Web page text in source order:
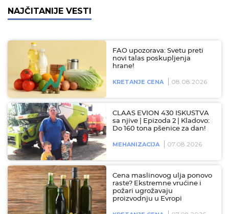
NAJČITANIJE VESTI
FAO upozorava: Svetu preti
novi talas poskupljenja
hrane!
KRETANJE CENA 08.08.2026
CLAAS EVION 430 ISKUSTVA
sa njive | Epizoda 2 | Kladovo:
Do 160 tona pšenice za dan!
MEHANIZACIJA 07.08.2026
Cena maslinovog ulja ponovo
raste? Ekstremne vrućine i
požari ugrožavaju
proizvodnju u Evropi